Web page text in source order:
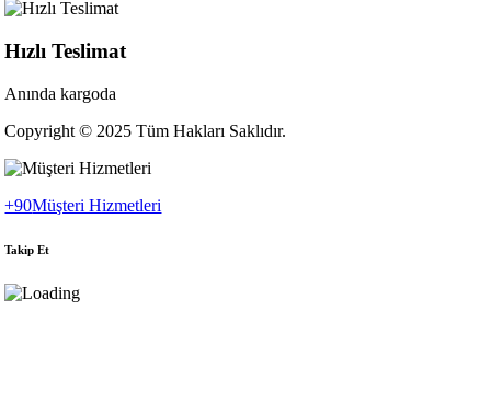
Hızlı Teslimat
Anında kargoda
Copyright © 2025 Tüm Hakları Saklıdır.
+90Müşteri Hizmetleri
Takip Et